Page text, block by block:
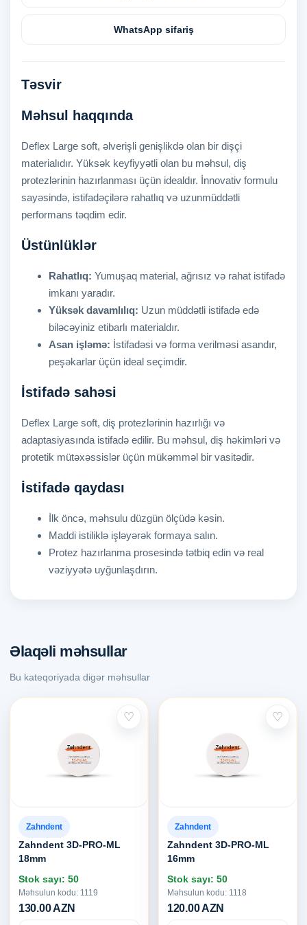
WhatsApp sifariş
Təsvir
Məhsul haqqında
Deflex Large soft, əlverişli genişlikdə olan bir dişçi
materialıdır. Yüksək keyfiyyətli olan bu məhsul, diş
protezlərinin hazırlanması üçün idealdır. İnnovativ formulu
sayəsində, istifadəçilərə rahatlıq və uzunmüddətli
performans təqdim edir.
Üstünlüklər
Rahatlıq: Yumuşaq material, ağrısız və rahat istifadə
imkanı yaradır.
Yüksək davamlılıq: Uzun müddətli istifadə edə
biləcəyiniz etibarlı materialdır.
Asan işləmə: İstifadəsi və forma verilməsi asandır,
peşəkarlar üçün ideal seçimdir.
İstifadə sahəsi
Deflex Large soft, diş protezlərinin hazırlığı və
adaptasiyasında istifadə edilir. Bu məhsul, diş həkimləri və
protetik mütəxəssislər üçün mükəmməl bir vasitədir.
İstifadə qaydası
İlk öncə, məhsulu düzgün ölçüdə kəsin.
Maddi istiliklə işləyərək formaya salın.
Protez hazırlanma prosesində tətbiq edin və real
vəziyyətə uyğunlaşdırın.
Əlaqəli məhsullar
Bu kateqoriyada digər məhsullar
♡
Zahndent
Zahndent 3D-PRO-ML
18mm
Stok sayı: 50
Məhsulun kodu: 1119
130.00 AZN
♡
Zahndent
Zahndent 3D-PRO-ML
16mm
Stok sayı: 50
Məhsulun kodu: 1118
120.00 AZN